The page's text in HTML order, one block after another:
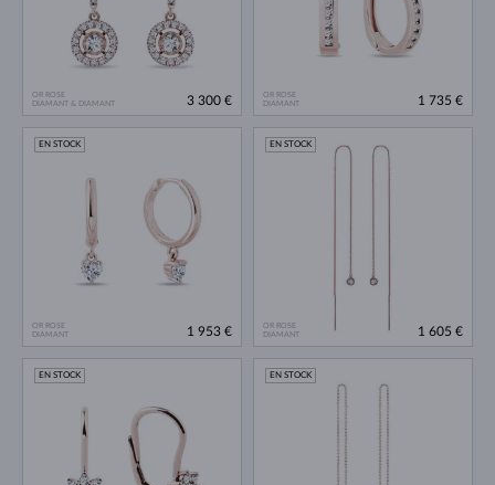
OR ROSE
DIAMANT & DIAMANT
3 300 €
OR ROSE
DIAMANT
1 735 €
OR ROSE
DIAMANT
EN STOCK
1 953 €
OR ROSE
DIAMANT
EN STOCK
1 605 €
EN STOCK EN STOCK